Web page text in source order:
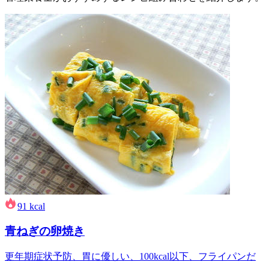
91 kcal
青ねぎの卵焼き
更年期症状予防、胃に優しい、100kcal以下、フライパンだ